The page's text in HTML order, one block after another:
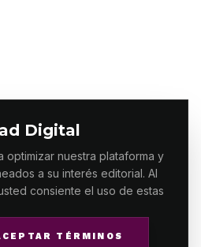
Digital
optimizar nuestra plataforma y
a su interés editorial. Al
consiente el uso de estas
TÉRMINOS
ALGUNOS DERECHOS
MAKING.MX